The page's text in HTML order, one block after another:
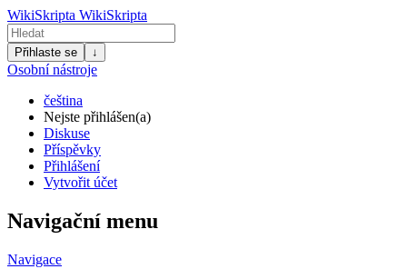
WikiSkripta WikiSkripta
Přihlaste se ↓
Osobní nástroje
čeština
Nejste přihlášen(a)
Diskuse
Příspěvky
Přihlášení
Vytvořit účet
Navigační menu
Navigace